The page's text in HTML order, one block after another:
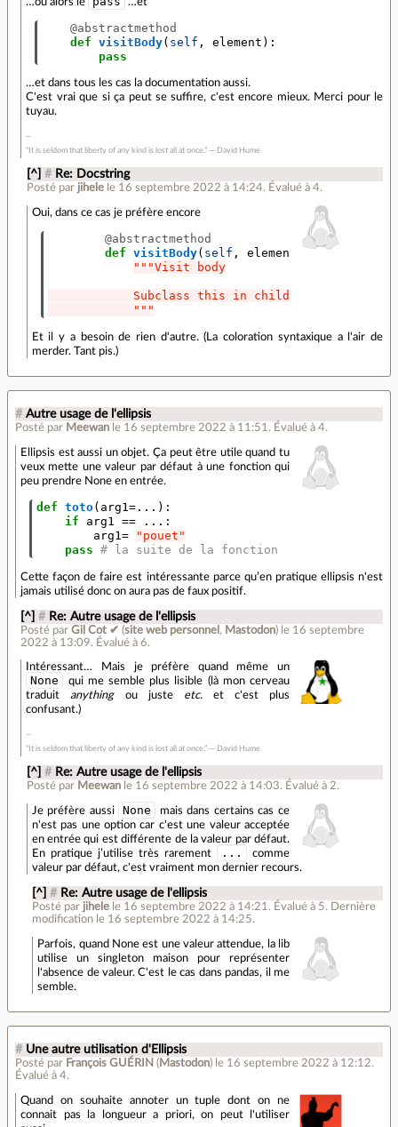
@abstractmethod
def
visitBody( self , element ):
pass
…et dans tous les cas la documentation aussi.
C'est vrai que si ça peut se suffire, c'est encore mieux. Merci pour le
tuyau.
“It is seldom that liberty of any kind is lost all at once.” ― David Hume
[^] # Re: Docstring
Posté par jihele le 16 septembre 2022 à 14:24. Évalué à 4.
Oui, dans ce cas je préfère encore
@abstractmethod
def visitBody( self , element
):
"""Visit body
Subclass this in child classes to
            """
Et il y a besoin de rien d'autre. (La coloration syntaxique a l'air de
merder. Tant pis.)
# Autre usage de l'ellipsis
Posté par Meewan le 16 septembre 2022 à 11:51. Évalué à 4.
Ellipsis est aussi un objet. Ça peut être utile quand tu
veux mette une valeur par défaut à une fonction qui
peu prendre None en entrée.
def toto( arg1=... ):
if
arg1 == ... :
arg1=
"pouet"
pass # la suite de la fonction
Cette façon de faire est intéressante parce qu’en pratique ellipsis n'est
jamais utilisé donc on aura pas de faux positif.
[^] # Re: Autre usage de l'ellipsis
Posté parGil Cot ✔ (site web personnel , Mastodon) le 16 septembre
2022 à 13:09. Évalué à6.
Intéressant… Mais je préfère quand même un
None
qui me semble plus lisible (là mon cerveau
traduitanythingou juste etc.et c'est plus
confusant.)
“It is seldom that liberty of any kind is lost all at once.” ― David Hume
[^] # Re: Autre usage de l'ellipsis
Posté par Meewan le 16 septembre 2022 à 14:03. Évalué à 2.
Je préfère aussi None
mais dans certains cas ce
n'est pas une option car c'est une valeur acceptée
en entrée qui est différente de la valeur par défaut.
En pratique j’utilise très rarement
...
comme
valeur par défaut, c'est vraiment mon dernier recours.
[^] # Re: Autre usage de l'ellipsis
Posté par jihele le 16 septembre 2022 à 14:21 . Évalué à 5. Dernière
modification le 16 septembre 2022 à 14:25.
Parfois, quand None est une valeur attendue, la lib
utilise un singleton maison pour représenter
l'absence de valeur. C'est le cas dans pandas, il me
semble.
# Une autre utilisation d'Ellipsis
Posté par François GUÉRIN ( Mastodon) le 16 septembre 2022 à 12:12.
Évalué à 4.
Quand on souhaite annoter un tuple dont on ne
connait pas la longueur a priori, on peut l'utiliser